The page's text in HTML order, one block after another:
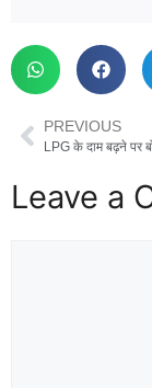
PREVIOUS
Leave a